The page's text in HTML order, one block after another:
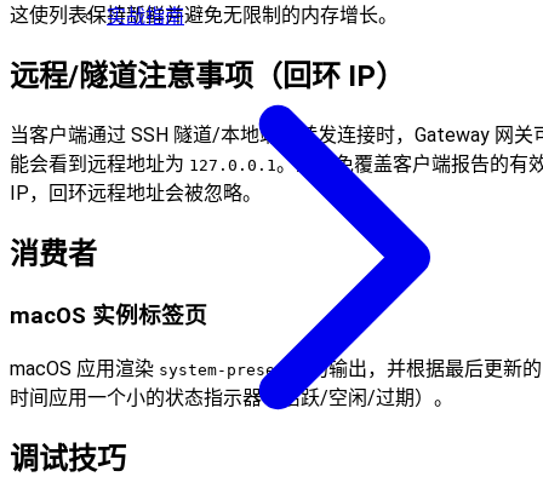
实战指南
这使列表保持新鲜并避免无限制的内存增长。
远程/隧道注意事项（回环 IP）
当客户端通过 SSH 隧道/本地端口转发连接时，Gateway 网关
能会看到远程地址为 127.0.0.1。为避免覆盖客户端报告的有
IP，回环远程地址会被忽略。
消费者
macOS 实例标签页
macOS 应用渲染 system-presence
的输出，并根据最后更新的
时间应用一个小的状态指示器（活跃/空闲/过期）。
调试技巧